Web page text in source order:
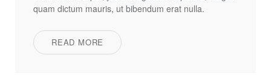
quam dictum mauris, ut bibendum erat nulla.
READ MORE